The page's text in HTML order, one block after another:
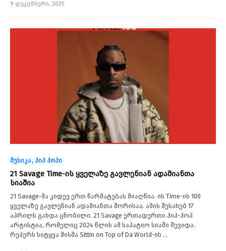
9 დეკემბერი, 2025
მუსიკა ჰიპ ჰოპი
21 Savage Time-ის ყველაზე გავლენიან ადამიანთა
სიაშია
21 Savage-მა კიდევ ერთ წარმატებას მიაღწია. ის Time-ის 100
ყველაზე გავლენიან ადამიანთა შორისაა. ამის შესახებ 17
აპრილს გახდა ცნობილი. 21 Savage ერთადერთი ჰიპ-ჰოპ
არტისტია, რომელიც 2024 წლის ამ საპატიო სიაში შევიდა.
რეპერს სიტყვა მისმა Sittin on Top of Da World-ის …